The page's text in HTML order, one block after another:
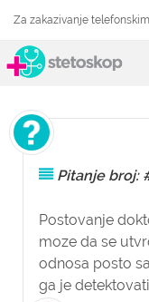
Za zakazivanje
Pitanje broj:
Postovanje
moze da se
odnosa posto
ga je